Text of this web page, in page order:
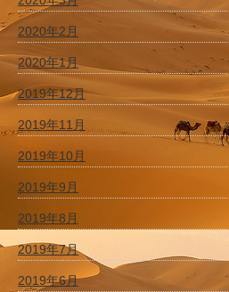
2020年2月
2020年1月
2019年12月
2019年11月
2019年10月
2019年9月
2019年8月
2019年7月
2019年6月